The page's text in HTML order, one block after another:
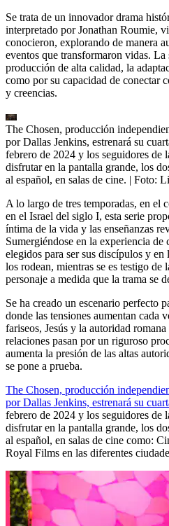
Se trata de un innovador drama
interpretado por Jonathan Roumie,
conocieron, explorando de manera
eventos que transformaron vidas.
producción de alta calidad, la
como por su capacidad de conectar
y creencias.
The Chosen, producción
por Dallas Jenkins, estrenará su
febrero de 2024 y los seguidores de
disfrutar en la pantalla grande, los
al español, en salas de cine. | Foto:
A lo largo de tres temporadas, en el
en el Israel del siglo I, esta serie
íntima de la vida y las enseñanzas
Sumergiéndose en la experiencia de
elegidos para ser sus discípulos y en
los rodean, mientras se es testigo de
personaje a medida que la trama se
Se ha creado un escenario perfecto
donde las tensiones aumentan cada
fariseos, Jesús y la autoridad
relaciones pasan por un riguroso
aumenta la presión de las altas
se pone a prueba.
The Chosen, producción
por Dallas Jenkins, estrenará su
febrero de 2024 y los seguidores de
disfrutar en la pantalla grande, los
al español, en salas de cine como:
Royal Films en las diferentes